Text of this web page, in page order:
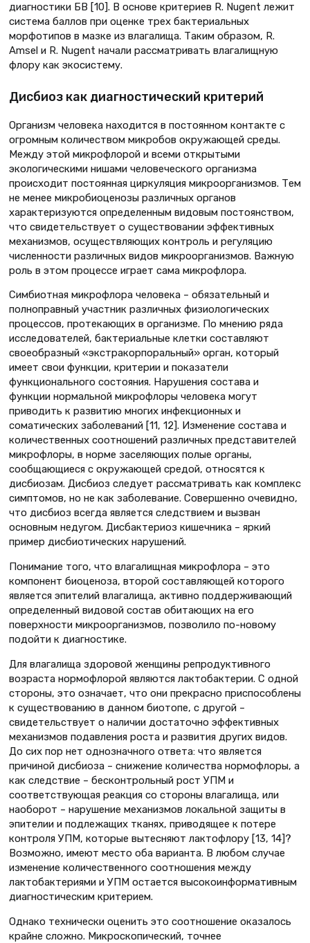
диагностики БВ [10]. В основе критериев R. Nugent лежит
система баллов при оценке трех бактериальных
морфотипов в мазке из влагалища. Таким образом, R.
Amsel и R. Nugent начали рассматривать влагалищную
флору как экосистему.
Дисбиоз как диагностический критерий
Организм человека находится в постоянном контакте с
огромным количеством микробов окружающей среды.
Между этой микрофлорой и всеми открытыми
экологическими нишами человеческого организма
происходит постоянная циркуляция микроорганизмов. Тем
не менее микробиоценозы различных органов
характеризуются определенным видовым постоянством,
что свидетельствует о существовании эффективных
механизмов, осуществляющих контроль и регуляцию
численности различных видов микроорганизмов. Важную
роль в этом процессе играет сама микрофлора.
Симбиотная микрофлора человека – обязательный и
полноправный участник различных физиологических
процессов, протекающих в организме. По мнению ряда
исследователей, бактериальные клетки составляют
своеобразный «экстракорпоральный» орган, который
имеет свои функции, критерии и показатели
функционального состояния. Нарушения состава и
функции нормальной микрофлоры человека могут
приводить к развитию многих инфекционных и
соматических заболеваний [11, 12]. Изменение состава и
количественных соотношений различных представителей
микрофлоры, в норме заселяющих полые органы,
сообщающиеся с окружающей средой, относятся к
дисбиозам. Дисбиоз следует рассматривать как комплекс
симптомов, но не как заболевание. Совершенно очевидно,
что дисбиоз всегда является следствием и вызван
основным недугом. Дисбактериоз кишечника – яркий
пример дисбиотических нарушений.
Понимание того, что влагалищная микрофлора – это
компонент биоценоза, второй составляющей которого
является эпителий влагалища, активно поддерживающий
определенный видовой состав обитающих на его
поверхности микроорганизмов, позволило по-новому
подойти к диагностике.
Для влагалища здоровой женщины репродуктивного
возраста нормофлорой являются лактобактерии. С одной
стороны, это означает, что они прекрасно приспособлены
к существованию в данном биотопе, с другой –
свидетельствует о наличии достаточно эффективных
механизмов подавления роста и развития других видов.
До сих пор нет однозначного ответа: что является
причиной дисбиоза – снижение количества нормофлоры, а
как следствие – бесконтрольный рост УПМ и
соответствующая реакция со стороны влагалища, или
наоборот – нарушение механизмов локальной защиты в
эпителии и подлежащих тканях, приводящее к потере
контроля УПМ, которые вытесняют лактофлору [13, 14]?
Возможно, имеют место оба варианта. В любом случае
изменение количественного соотношения между
лактобактериями и УПМ остается высокоинформативным
диагностическим критерием.
Однако технически оценить это соотношение оказалось
крайне сложно. Микроскопический, точнее